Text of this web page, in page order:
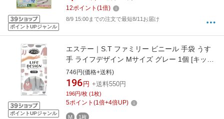
ポイントUPジャンル
12ポイント (1倍)
8/9 15:00までの注文で最短8/11お届け
ポイントUPジャンル
エステー｜S.T ファミリー ビニール 手袋 うす
手 ライフデザイン Mサイズ グレー 1個 [キッチ
ン 食器洗い 掃除 洗濯 ビニール 手袋] グレー
746円(価格+送料)
196 円 +送料550円
196円/枚 (1枚)
5ポイント (1倍+4倍UP)
M
1枚